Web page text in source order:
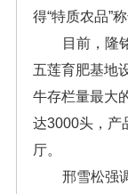
得“特质农品”
目前，隆
五莲育肥基地
牛存栏量最大
达3000头，产
厅。
邢雪松强